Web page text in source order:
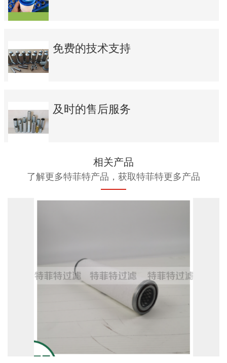
免费的技术支持
及时的售后服务
相关产品
了解更多特菲特产品，获取特菲特更多产品